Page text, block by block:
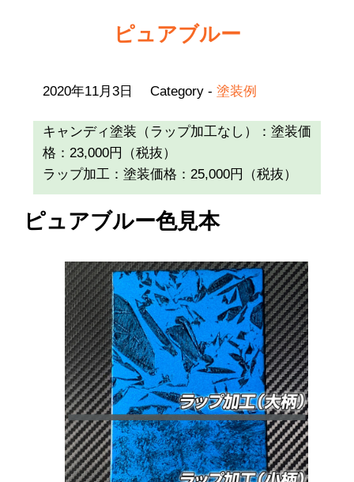
ピュアブルー
2020年11月3日 Category -塗装例
キャンディ塗装（ラップ加工なし）：塗装価
格：23,000円（税抜）
ラップ加工：塗装価格：25,000円（税抜）
ピュアブルー色見本